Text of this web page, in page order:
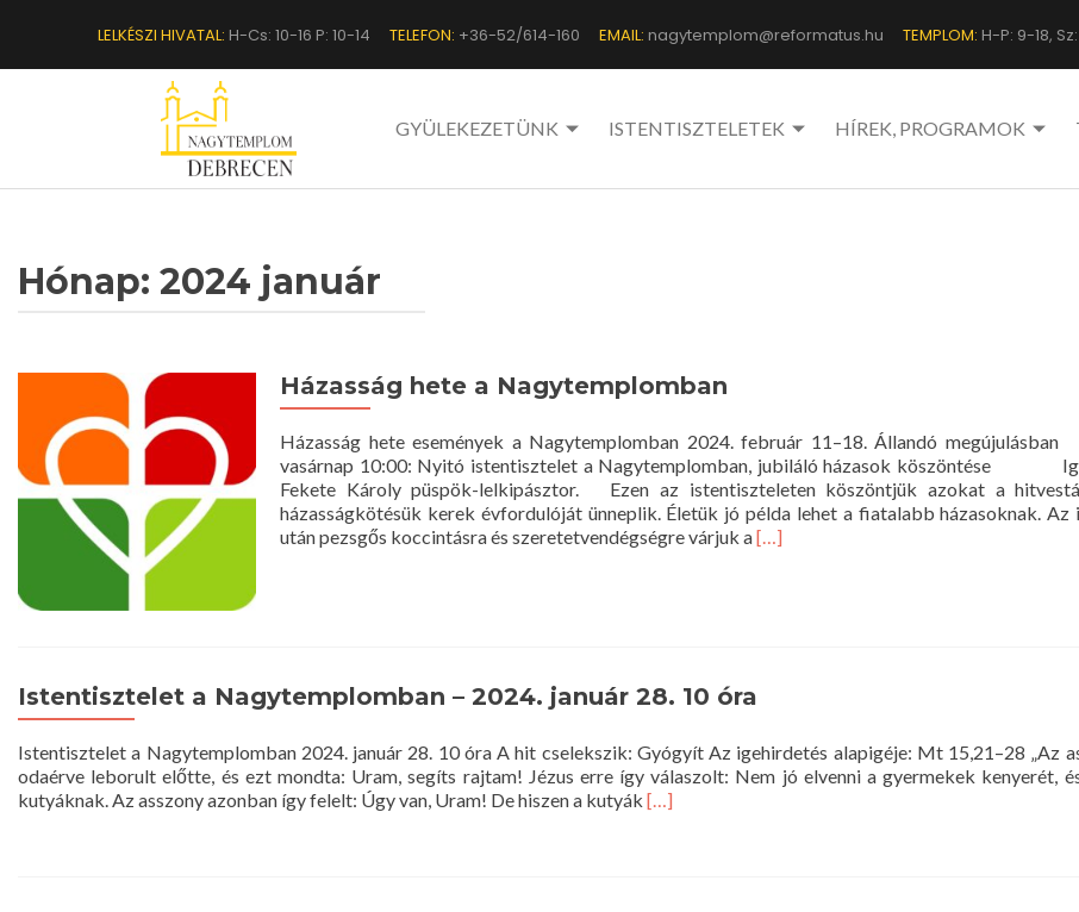
LELKÉSZI HIVATAL: H-Cs: 10-16 P: 10-14 TELEFON: +36-52/614-160 EMAIL: nagytemplom@reformatus.hu TEMPLOM: H-P: 9-18,
GYÜLEKEZETÜNK ISTENTISZTELETEK HÍREK, PROGRAMOK
Hónap: 2024 január
Házasság hete a Nagytemplomban
Házasság hete események a Nagytemplomban 2024. február 11–18. Állandó megújulásban
vasárnap 10:00: Nyitó istentisztelet a Nagytemplomban, jubiláló házasok köszöntése
Fekete Károly püspök-lelkipásztor. Ezen az istentiszteleten köszöntjük azokat a
házasságkötésük kerek évfordulóját ünneplik. Életük jó példa lehet a fiatalabb házasoknak. Az
után pezsgős koccintásra és szeretetvendégségre várjuk aRead
[…]
Istentisztelet a Nagytemplomban – 2024. január 28. 10 óra
Istentisztelet a Nagytemplomban 2024. január 28. 10 óra A hit cselekszik: Gyógyít Az igehirdetés alapigéje: Mt 15,21–28 „Az
odaérve leborult előtte, és ezt mondta: Uram, segíts rajtam! Jézus erre így válaszolt: Nem jó elvenni a gyermekek kenyerét,
kutyáknak. Az asszony azonban így felelt: Úgy van, Uram! De hiszen a kutyák Read
[…]